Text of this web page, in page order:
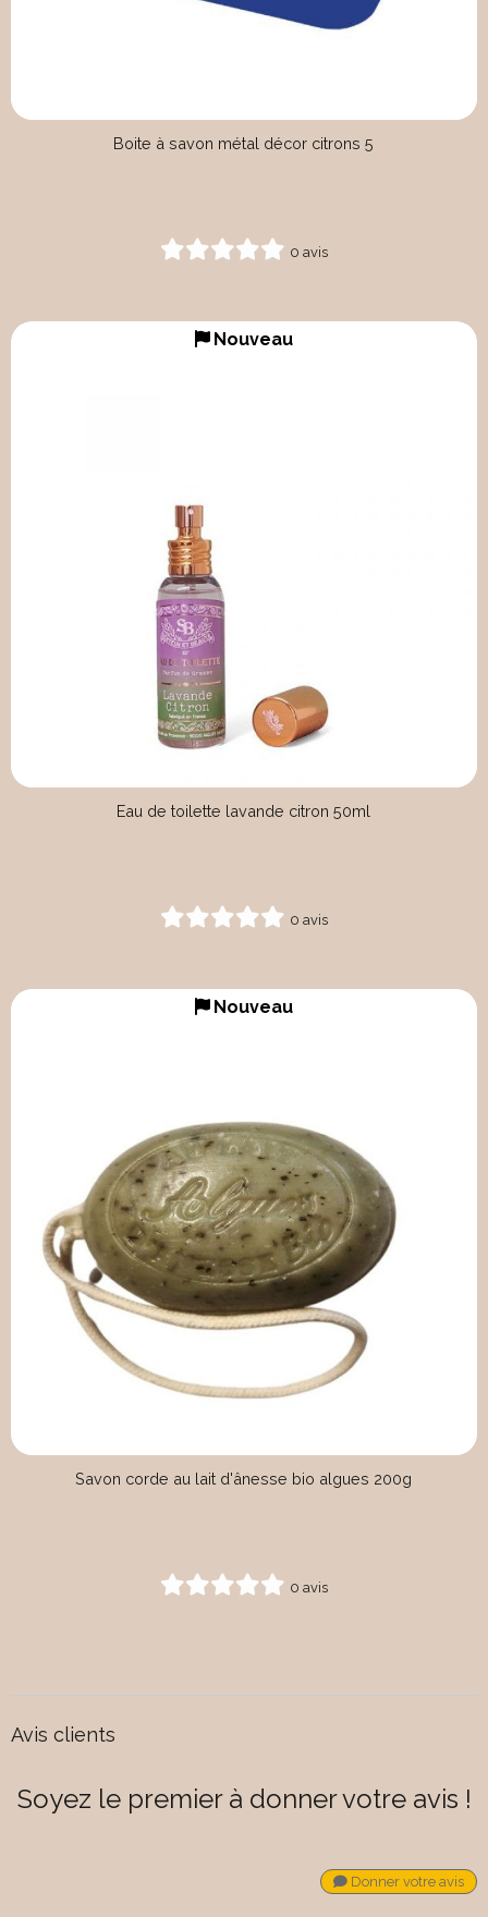
Boite à savon métal décor citrons 5
0 avis
Eau de toilette lavande citron 50ml
0 avis
Nouveau
Savon corde au lait d'ânesse bio algues 200g
0 avis
Nouveau
Avis clients
Soyez le premier à donner votre avis !
Donner votre avis